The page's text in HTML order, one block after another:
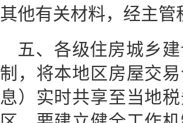
其他有关材料，经主
五、各级住房城乡
制，将本地区房屋交
息）实时共享至当地